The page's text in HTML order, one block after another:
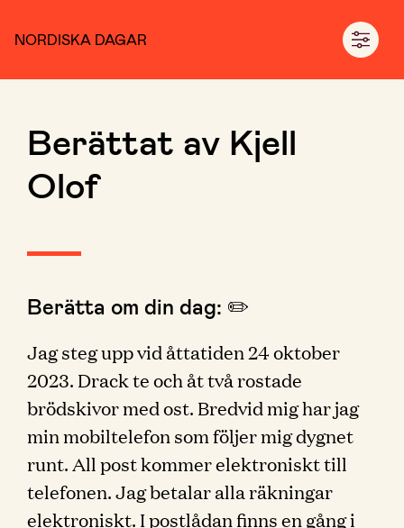
NORDISKA DAGAR
Berättat av Kjell
Olof
Berätta om din dag: ✏️
Jag steg upp vid åttatiden 24 oktober
2023. Drack te och åt två rostade
brödskivor med ost. Bredvid mig har jag
min mobiltelefon som följer mig dygnet
runt. All post kommer elektroniskt till
telefonen. Jag betalar alla räkningar
elektroniskt. I postlådan finns en gång i